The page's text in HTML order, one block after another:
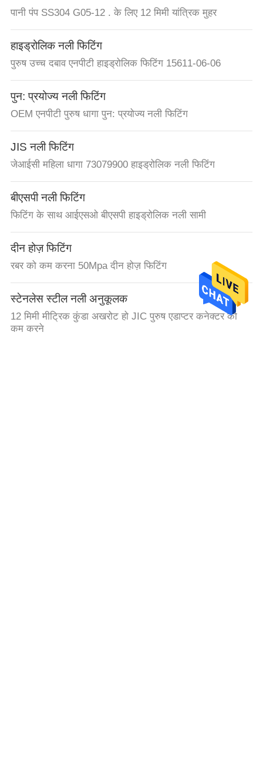
पानी पंप SS304 G05-12 . के लिए 12 मिमी यांत्रिक मुहर
हाइड्रोलिक नली फिटिंग
पुरुष उच्च दबाव एनपीटी हाइड्रोलिक फिटिंग 15611-06-06
पुन: प्रयोज्य नली फिटिंग
OEM एनपीटी पुरुष धागा पुन: प्रयोज्य नली फिटिंग
JIS नली फिटिंग
जेआईसी महिला धागा 73079900 हाइड्रोलिक नली फिटिंग
बीएसपी नली फिटिंग
फिटिंग के साथ आईएसओ बीएसपी हाइड्रोलिक नली सामी
दीन होज़ फिटिंग
रबर को कम करना 50Mpa दीन होज़ फिटिंग
स्टेनलेस स्टील नली अनुकूलक
12 मिमी मीट्रिक कुंडा अखरोट हो JIC पुरुष एडाप्टर कनेक्टर को
कम करने